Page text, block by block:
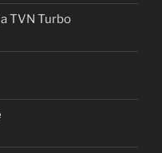
TVN Turbo